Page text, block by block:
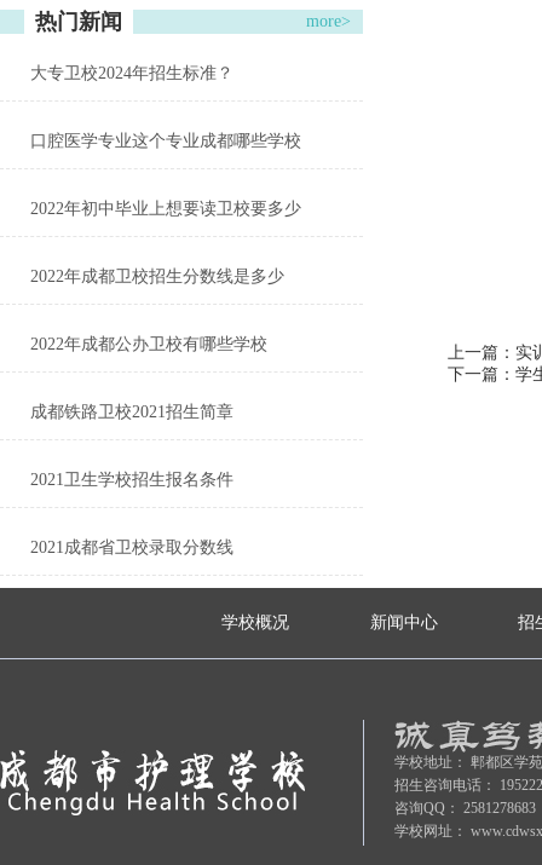
热门新闻 more>
大专卫校2024年招生标准？
口腔医学专业这个专业成都哪些学校
2022年初中毕业上想要读卫校要多少
2022年成都卫校招生分数线是多少
2022年成都公办卫校有哪些学校
成都铁路卫校2021招生简章
2021卫生学校招生报名条件
2021成都省卫校录取分数线
上一篇：实
下一篇：学
学校概况 新闻中心 招
学校地址： 郫都区学
招生咨询电话：
咨询QQ： 2581278683
学校网址：